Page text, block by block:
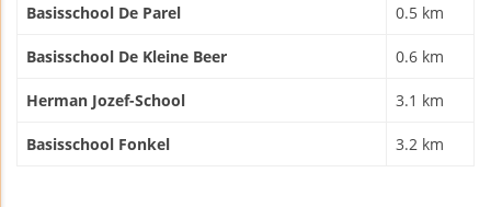
Basisschool De Parel 0.5 km
Basisschool De Kleine Beer 0.6 km
Herman Jozef-School 3.1 km
Basisschool Fonkel 3.2 km